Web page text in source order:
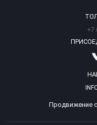
+7
Продвижение